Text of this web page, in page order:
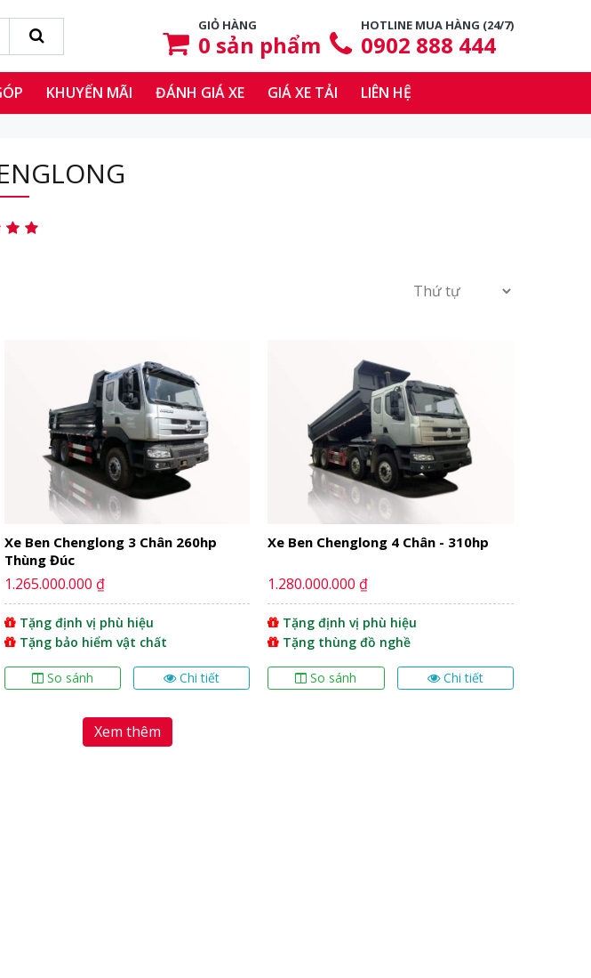
GIỎ HÀNG
0 sản phẩm
HOTLINE MUA HÀNG (24/7)
0902 888 444
KHUYẾN MÃI ĐÁNH GIÁ XE GIÁ XE TẢI LIÊN HỆ
Xe Ben Chenglong 3 Chân 260hp
Thùng Đúc
1.265.000.000 ₫
Tặng định vị phù hiệu
Tặng bảo hiểm vật chất
So sánh Chi tiết
Xe Ben Chenglong 4 Chân - 310hp
1.280.000.000 ₫
Tặng định vị phù hiệu
Tặng thùng đồ nghề
So sánh Chi tiết
Xem thêm